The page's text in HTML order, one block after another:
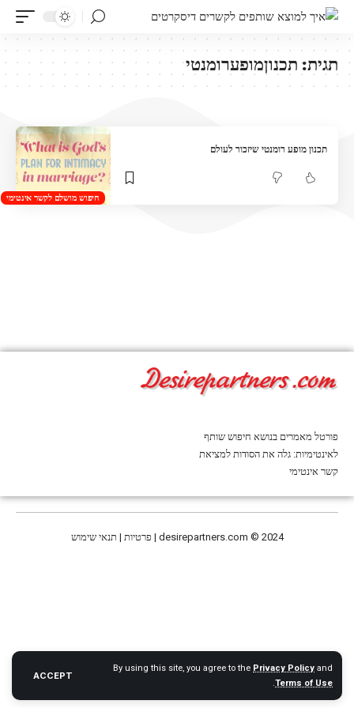
By using this site, you agree to the Privacy Policy and
Terms of Use
.
ACCEPT
תגית:תכנוןמופערומנטי
חיפוש מושלם לקשר אינטימי
תכנון מופע רומנטי שיזכור לעולם
פורטל מאמרים בנושא חיפוש שותף
לאינטימיות: גלה את הסודות למציאת
קשר אינטימי
desirepartners.com © 2024 | פרטיות | תנאי שימוש